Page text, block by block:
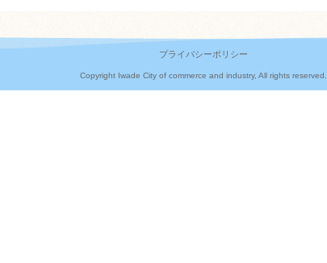
プライバシーポリシー
Copyright Iwade City of commerce and industry, All rights reserved.